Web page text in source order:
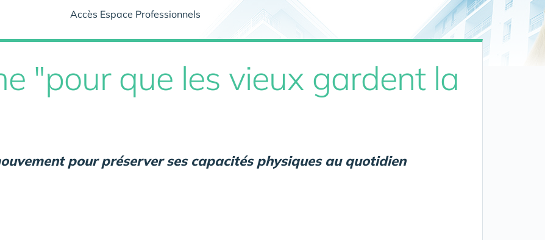
Accès Espace Professionnels
"pour que les vieux gardent la
pour préserver ses capacités physiques au quotidien